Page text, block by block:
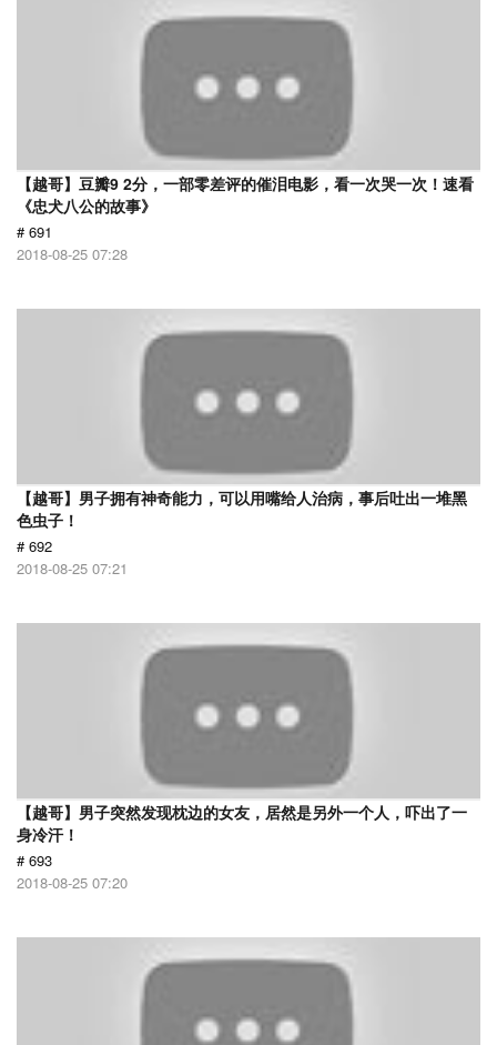
【越哥】豆瓣9 2分，一部零差评的催泪电影，看一次哭一次！速看
《忠犬八公的故事》
# 691
2018-08-25 07:28
【越哥】男子拥有神奇能力，可以用嘴给人治病，事后吐出一堆黑
色虫子！
# 692
2018-08-25 07:21
【越哥】男子突然发现枕边的女友，居然是另外一个人，吓出了一
身冷汗！
# 693
2018-08-25 07:20